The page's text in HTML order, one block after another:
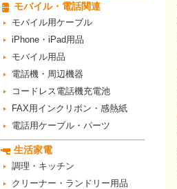
モバイル・電話関連
モバイル用ケーブル
iPhone・iPad用品
モバイル用品
電話機・周辺機器
コードレス電話機充電池
FAX用インクリボン・感熱紙
電話用ケーブル・パーツ
生活家電
調理・キッチン
クリーナー・ランドリー用品